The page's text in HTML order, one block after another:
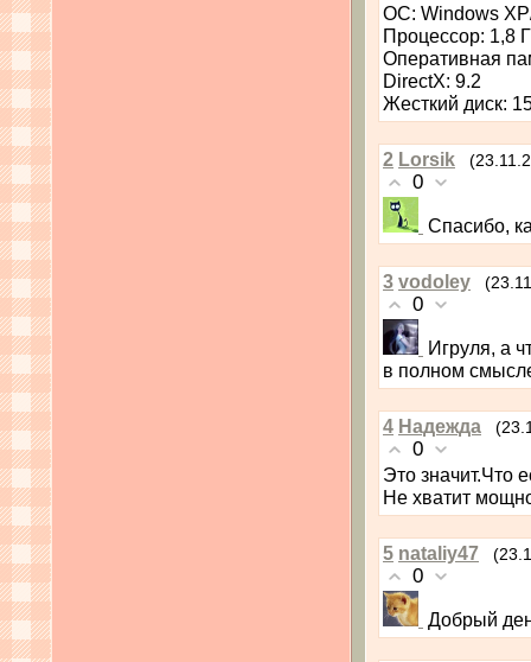
ОС: Windows
Процессор: 1,8
Оперативная
DirectX: 9.2
Жесткий диск:
2 Lorsik
0
Спасибо,
3 vodoley
0
Игруля, а
в полном
4 Надежда
0
Это значит.Что
Не хватит
5 nataliy47
0
Добрый